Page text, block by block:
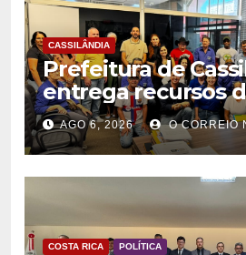
CASSILÂNDIA
Prefeitura de
entrega recursos
Nacional Aldir
agentes culturais
AGO 6, 2026 O CORREIO
COSTA RICA POLÍTICA